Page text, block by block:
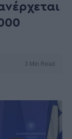
3 Min Read